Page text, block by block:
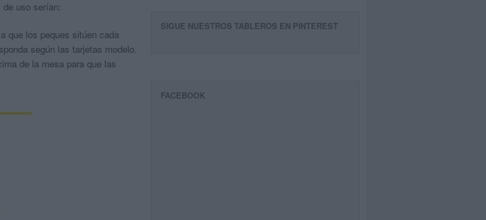
de uso serían:
que los peques sitúen cada
según las tarjetas modelo.
de la mesa para que las
SIGUE NUESTROS TABLEROS EN PINTEREST
FACEBOOK